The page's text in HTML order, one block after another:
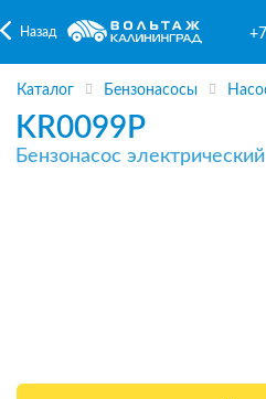
Назад
Каталог Бензонасосы
KR0099P
Бензонасос электрический